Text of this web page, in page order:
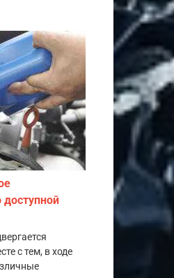
с тем, в ходе